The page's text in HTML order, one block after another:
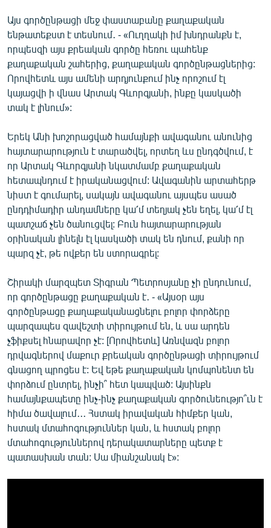
Այս գործընթացի մեջ փաստաբանը քաղաքական
ենթատեքստ է տեսնում․ - «Ուղղակի իմ խնդրանքն է,
որպեսզի այս քրեական գործը հեռու պահենք
քաղաքական շահերից, քաղաքական գործընթացներից:
Որովհետև այս ամենի արդյունքում ինչ որոշում էլ
կայացվի ի վնաս Արտակ Գևորգյանի, ինքը կասկածի
տակ է լինում»:
Երեկ Անի խոշորացված համայնքի ավագանու անունից
հայտարարություն է տարածվել, որտեղ ևս ընդգծվում, է
որ Արտակ Գևորգյանի նկատմամբ քաղաքական
հետապնդում է իրականացվում: Ավագանին արտահերթ
նիստ է գումարել, սակայն ավագանու այսպես ասած
ընդդիմադիր անդամները կա՛մ տեղյակ չեն եղել, կա՛մ էլ
պատշաճ չեն ծանուցվել: Բուն հայտարարության
օրինական լինելն էլ կասկածի տակ են դնում, քանի որ
պարզ չէ, թե ովքեր են ստորագրել:
Շիրակի մարզպետ Տիգրան Պետրոսյանը չի ընդունում,
որ գործընթացը քաղաքական է․ - «Այսօր այս
գործընթացը քաղաքականացնելու բոլոր փորձերը
պարզապես զավեշտի տիրույթում են, և սա արդեն
չֆիքսել հնարավոր չէ: [Որովհետև] Առնվազն բոլոր
դրվագներով մաքուր քրեական գործընթացի տիրույթում
գնացող պրոցես է: Եվ եթե քաղաքական կոմպոնենտ են
փորձում ընտրել, ինչի՞ հետ կապված: Այսինքն
համայնքապետը ինչ-ինչ քաղաքական գործունեությո՞ւն է
հիմա ծավալում․․․ Հստակ իրավական հիմքեր կան,
հստակ մտահոգություններ կան, և հստակ բոլոր
մտահոգություններով դերակատարները պետք է
պատասխան տան: Սա միանշանակ է»: